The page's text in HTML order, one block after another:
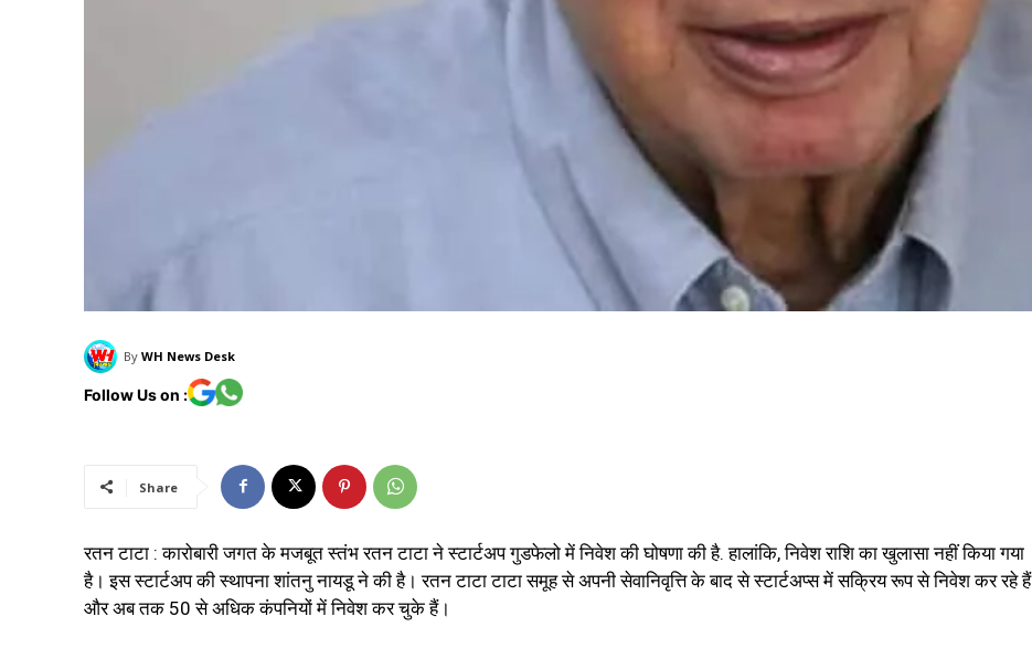
By WH News Desk
Follow Us on :
Share
रतन टाटा : कारोबारी जगत के मजबूत स्तंभ रतन टाटा ने स्टार्टअप गुडफेलो में निवेश की घोषणा की है. हालांकि, निवेश राशि का खुलासा नहीं किया गया
है। इस स्टार्टअप की स्थापना शांतनु नायडू ने की है। रतन टाटा टाटा समूह से अपनी सेवानिवृत्ति के बाद से स्टार्टअप्स में सक्रिय रूप से निवेश कर रहे हैं
और अब तक 50 से अधिक कंपनियों में निवेश कर चुके हैं।